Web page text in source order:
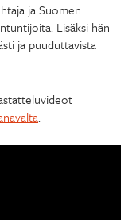
ja Suomen
Lisäksi hän
ja puuduttavista
.